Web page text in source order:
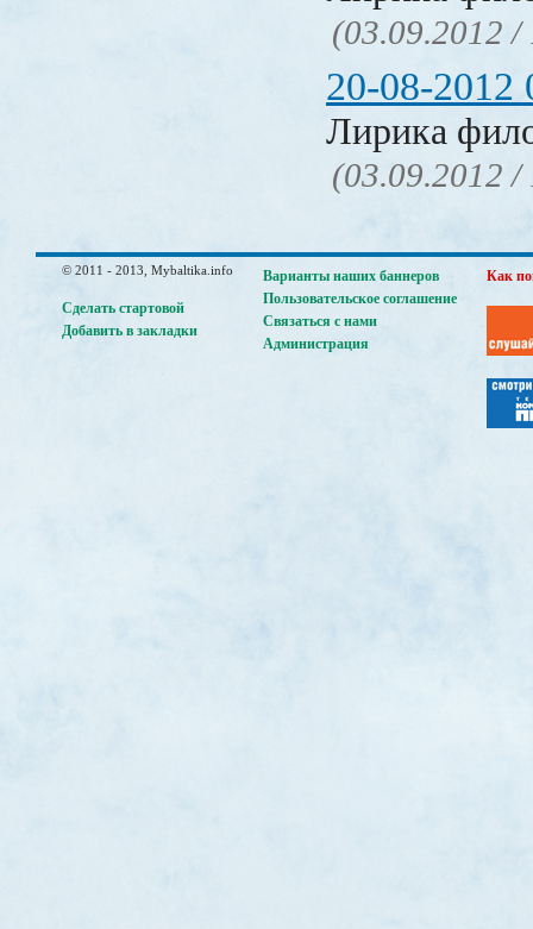
(03.09.2012 /
20-08-2012
Лирика
(03.09.2012 /
© 2011 - 2013, Mybaltika.info
Сделать стартовой
Добавить в закладки
Варианты наших баннеров
Пользовательское соглашение
Связаться с нами
Администрация
Как